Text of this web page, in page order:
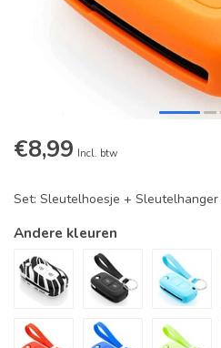
€8,99 Incl. btw
Set: Sleutelhoesje + Sleutelhanger
Andere kleuren